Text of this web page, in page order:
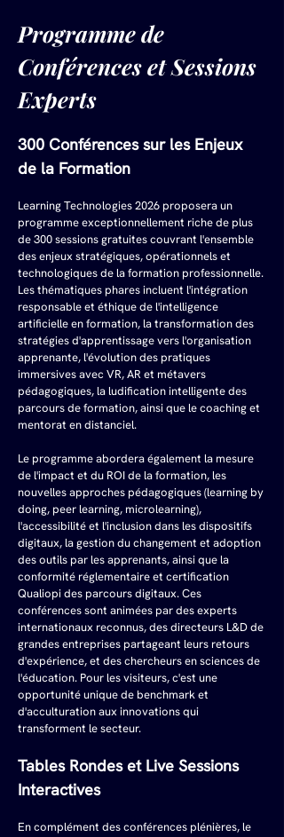
Programme de
Conférences et Sessions
Experts
300 Conférences sur les Enjeux
de la Formation
Learning Technologies 2026 proposera un
programme exceptionnellement riche de plus
de 300 sessions gratuites couvrant l'ensemble
des enjeux stratégiques, opérationnels et
technologiques de la formation professionnelle.
Les thématiques phares incluent l'intégration
responsable et éthique de l'intelligence
artificielle en formation, la transformation des
stratégies d'apprentissage vers l'organisation
apprenante, l'évolution des pratiques
immersives avec VR, AR et métavers
pédagogiques, la ludification intelligente des
parcours de formation, ainsi que le coaching et
mentorat en distanciel.
Le programme abordera également la mesure
de l'impact et du ROI de la formation, les
nouvelles approches pédagogiques (learning by
doing, peer learning, microlearning),
l'accessibilité et l'inclusion dans les dispositifs
digitaux, la gestion du changement et adoption
des outils par les apprenants, ainsi que la
conformité réglementaire et certification
Qualiopi des parcours digitaux. Ces
conférences sont animées par des experts
internationaux reconnus, des directeurs L&D de
grandes entreprises partageant leurs retours
d'expérience, et des chercheurs en sciences de
l'éducation. Pour les visiteurs, c'est une
opportunité unique de benchmark et
d'acculturation aux innovations qui
transforment le secteur.
Tables Rondes et Live Sessions
Interactives
En complément des conférences plénières, le